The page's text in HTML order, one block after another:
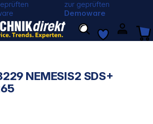
zur geprüften
Demoware
NEMESIS2 SDS+